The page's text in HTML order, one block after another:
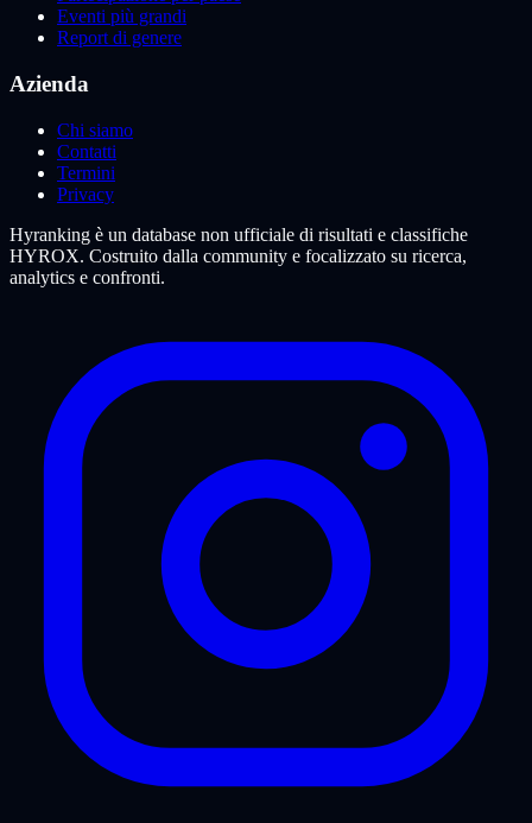
Eventi più grandi
Report di genere
Azienda
Chi siamo
Contatti
Termini
Privacy
Hyranking è un database non ufficiale di risultati e classifiche
HYROX. Costruito dalla community e focalizzato su ricerca,
analytics e confronti.